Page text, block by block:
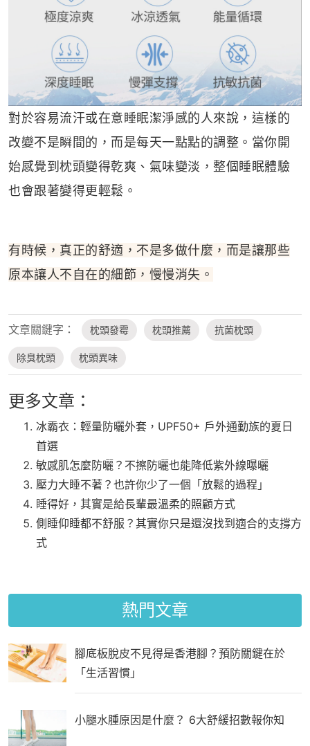
對於容易流汗或在意睡眠潔淨感的人來說，這樣的
改變不是瞬間的，而是每天一點點的調整。當你開
始感覺到枕頭變得乾爽、氣味變淡，整個睡眠體驗
也會跟著變得更輕鬆。
有時候，真正的舒適，不是多做什麼，而是讓那些
原本讓人不自在的細節，慢慢消失。
文章關鍵字： 枕頭發霉 枕頭推薦 抗菌枕頭
除臭枕頭 枕頭異味
更多文章：
冰霸衣：輕量防曬外套，UPF50+ 戶外通勤族的夏日
首選
敏感肌怎麼防曬？不擦防曬也能降低紫外線曝曬
壓力大睡不著？也許你少了一個「放鬆的過程」
睡得好，其實是給長輩最溫柔的照顧方式
側睡仰睡都不舒服？其實你只是還沒找到適合的支撐方
式
熱門文章
腳底板脫皮不見得是香港腳？預防關鍵在於
「生活習慣」
小腿水腫原因是什麼？ 6大舒緩招數報你知